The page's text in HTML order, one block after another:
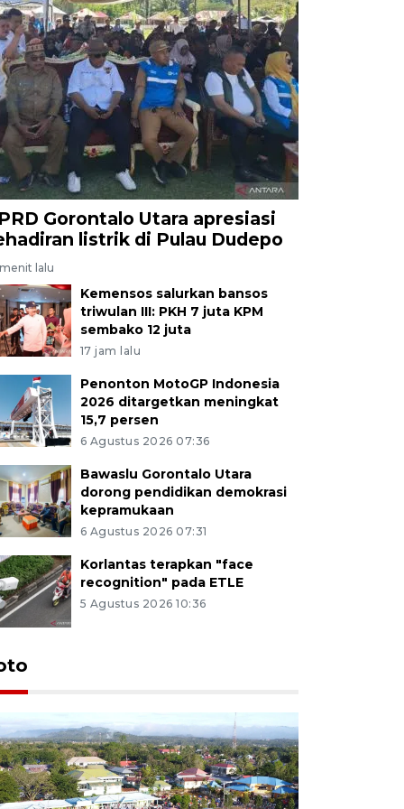
Gorontalo Utara apresiasi
listrik di Pulau Dudepo
lalu
Kemensos salurkan bansos
triwulan III: PKH 7 juta KPM
sembako 12 juta
17 jam lalu
Penonton MotoGP Indonesia
2026 ditargetkan meningkat
15,7 persen
6 Agustus 2026 07:36
Bawaslu Gorontalo Utara
dorong pendidikan demokrasi
kepramukaan
6 Agustus 2026 07:31
Korlantas terapkan "face
recognition" pada ETLE
5 Agustus 2026 10:36